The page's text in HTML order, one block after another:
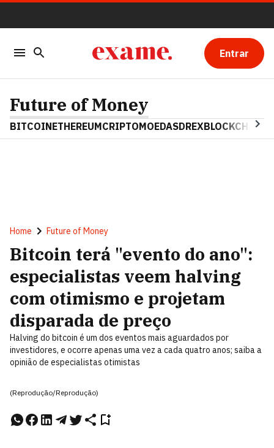
Entrar
Future of Money
BITCOINETHEREUMCRIPTOMOEDASDREXBLOCKCHAIN
Home Future of Money
Bitcoin terá "evento do ano":
especialistas veem halving
com otimismo e projetam
disparada de preço
Halving do bitcoin é um dos eventos mais aguardados por
investidores, e ocorre apenas uma vez a cada quatro anos; saiba a
opinião de especialistas otimistas
(Reprodução/Reprodução)